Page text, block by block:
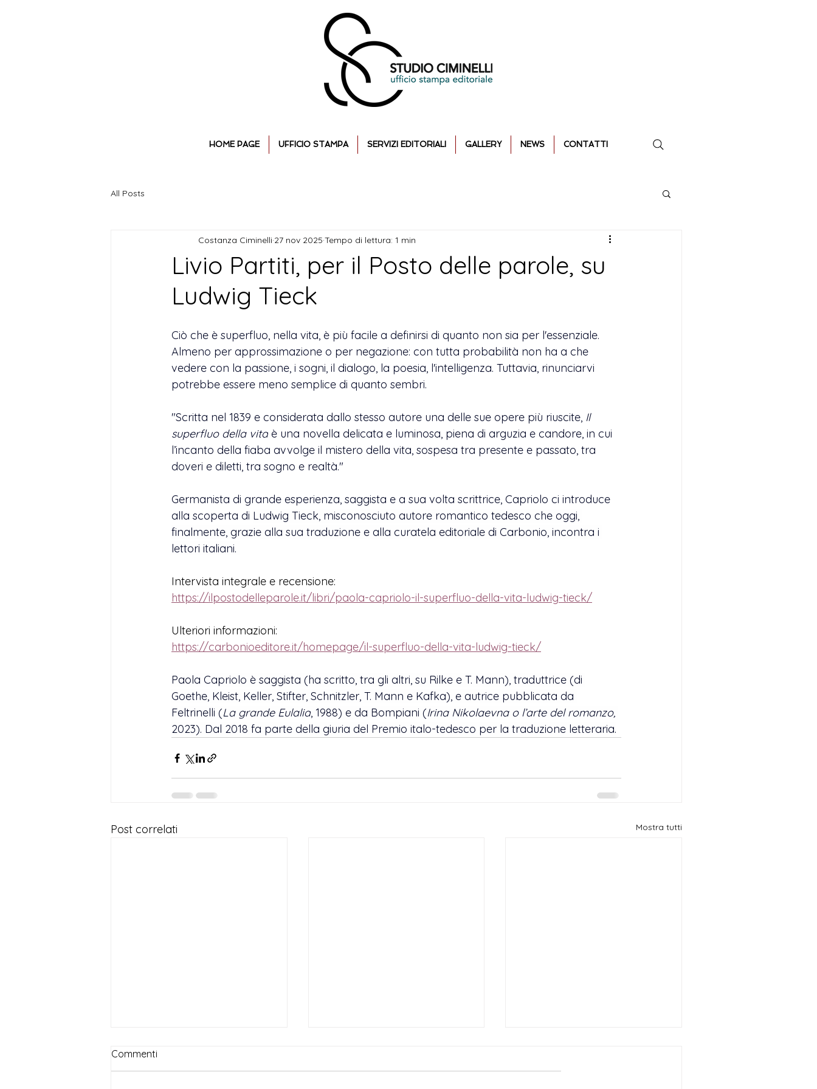
HOME PAGE UFFICIO STAMPA SERVIZI EDITORIALI GALLERY NEWS CONTATTI
All Posts
Livio Partiti, per il Posto delle parole, su
Ludwig Tieck
Costanza Ciminelli 27 nov 2025 Tempo di lettura: 1 min
Ciò che è superfluo, nella vita, è più facile a definirsi di quanto non sia per l'essenziale.
Almeno per approssimazione o per negazione: con tutta probabilità non ha a che
vedere con la passione, i sogni, il dialogo, la poesia, l'intelligenza. Tuttavia, rinunciarvi
potrebbe essere meno semplice di quanto sembri.
"Scritta nel 1839 e considerata dallo stesso autore una delle sue opere più riuscite, Il
superfluo della vita è una novella delicata e luminosa, piena di arguzia e candore, in cui
l’incanto della fiaba avvolge il mistero della vita, sospesa tra presente e passato, tra
doveri e diletti, tra sogno e realtà."
Germanista di grande esperienza, saggista e a sua volta scrittrice, Capriolo ci introduce
alla scoperta di Ludwig Tieck, misconosciuto autore romantico tedesco che oggi,
finalmente, grazie alla sua traduzione e alla curatela editoriale di Carbonio, incontra i
lettori italiani.
Intervista integrale e recensione:
https://ilpostodelleparole.it/libri/paola-capriolo-il-superfluo-della-vita-ludwig-tieck/
Ulteriori informazioni:
https://carbonioeditore.it/homepage/il-superfluo-della-vita-ludwig-tieck/
Paola Capriolo è saggista (ha scritto, tra gli altri, su Rilke e T. Mann), traduttrice (di
Goethe, Kleist, Keller, Stifter, Schnitzler, T. Mann e Kafka), e autrice pubblicata da
Feltrinelli (La grande Eulalia, 1988) e da Bompiani (Irina Nikolaevna o l’arte del romanzo,
2023). Dal 2018 fa parte della giuria del Premio italo-tedesco per la traduzione letteraria.
Post correlati Mostra tutti
Commenti